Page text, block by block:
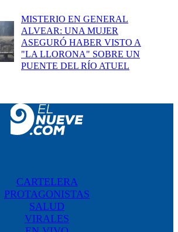
MISTERIO EN GENERAL
ALVEAR: UNA MUJER
ASEGURÓ HABER VISTO A
"LA LLORONA" SOBRE UN
PUENTE DEL RÍO ATUEL
CARTELERA
PROTAGONISTAS
SALUD
VIRALES